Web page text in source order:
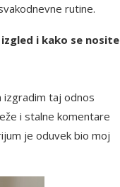
rutine.
i kako se nosite
izgradim taj odnos
i stalne komentare
je oduvek bio moj